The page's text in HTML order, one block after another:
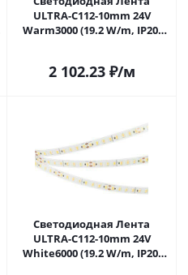
ULTRA-C112-10mm 24V
Warm3000 (19.2 W/m, IP20,
в Москве
2 102.23₽/м
Светодиодная Лента
ULTRA-C112-10mm 24V
White6000 (19.2 W/m, IP20,